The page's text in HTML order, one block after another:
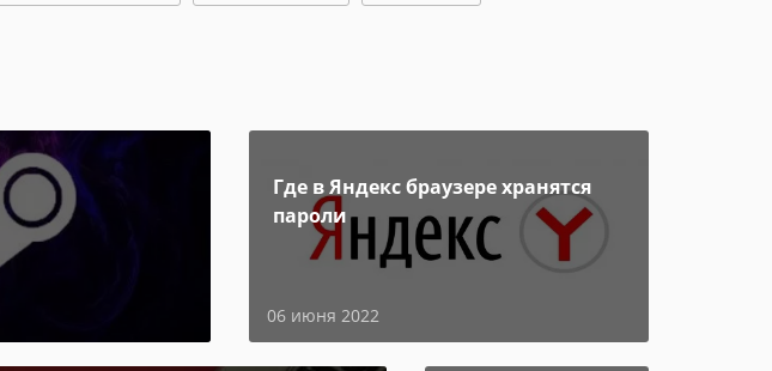
Где в Яндекс браузере хранятся
пароли
06 июня 2022